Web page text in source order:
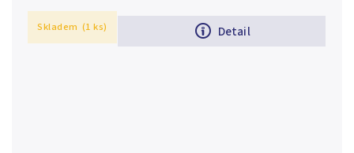
Detail
Skladem (1 ks)